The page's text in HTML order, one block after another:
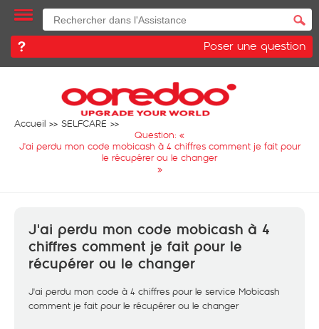
Poser une question
Accueil
SELFCARE
Question: «
J'ai perdu mon code mobicash à 4 chiffres comment je fait pour
le récupérer ou le changer
»
J'ai perdu mon code mobicash à 4
chiffres comment je fait pour le
récupérer ou le changer
J'ai perdu mon code à 4 chiffres pour le service Mobicash
comment je fait pour le récupérer ou le changer